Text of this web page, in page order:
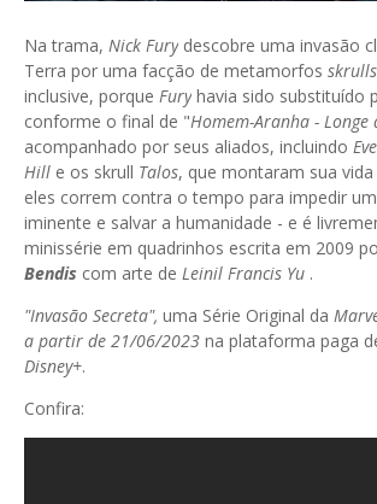
Na trama, Nick Fury descobre uma invasão
Terra por uma facção de metamorfos skrulls
inclusive, porque Fury havia sido substituído
conforme o final de "Homem-Aranha - Longe
acompanhado por seus aliados, incluindo
Hill e os skrull Talos, que montaram sua vida
eles correm contra o tempo para impedir
iminente e salvar a humanidade - e é
minissérie em quadrinhos escrita em 2009
Bendis com arte de Leinil Francis Yu .
"Invasão Secreta", uma Série Original da
a partir de 21/06/2023 na plataforma paga
Disney+.
Confira: